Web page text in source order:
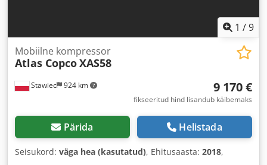
1 /9
Stawiec 924 km
Mobiilne kompressor
Atlas CopcoXAS58
9 170 €
fikseeritud hind lisandub käibemaks
Pärida Helistada
Seisukord: väga hea (kasutatud), Ehitusaasta: 2018,